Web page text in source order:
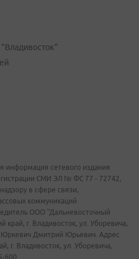
информация сетевого издания
СМИ ЭЛ № ФС 77 - 72742,
в сфере связи,
коммуникаций
ООО "Дальневосточный
г. Владивосток, ул. Уборевича,
Юркевич Дмитрий Юрьевич. Адрес
г. Владивосток, ул. Уборевича,
600.